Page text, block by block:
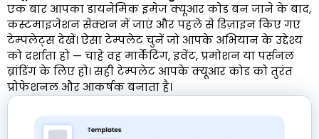
एक बार आपका डायनेमिक इमेज क्यूआर कोड बन जाने के बाद,
कस्टमाइजेशन सेक्शन में जाएं और पहले से डिज़ाइन किए गए
टेम्पलेट्स देखें। ऐसा टेम्पलेट चुनें जो आपके अभियान के उद्देश्य
को दर्शाता हो — चाहे वह मार्केटिंग, इवेंट, प्रमोशन या पर्सनल
ब्रांडिंग के लिए हो। सही टेम्पलेट आपके क्यूआर कोड को तुरंत
प्रोफेशनल और आकर्षक बनाता है।